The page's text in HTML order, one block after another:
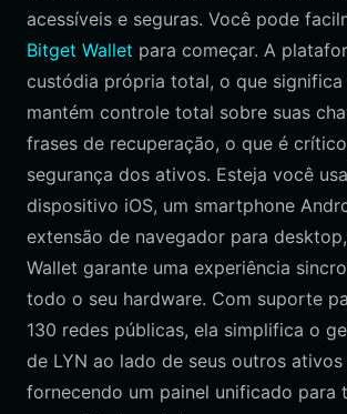
acessíveis e seguras. Você pode
Bitget Wallet para começar. A
custódia própria total, o que significa
mantém controle total sobre suas
frases de recuperação, o que é
segurança dos ativos. Esteja você
dispositivo iOS, um smartphone
extensão de navegador para
Wallet garante uma experiência
todo o seu hardware. Com suporte
130 redes públicas, ela simplifica o
de LYN ao lado de seus outros
fornecendo um painel unificado para